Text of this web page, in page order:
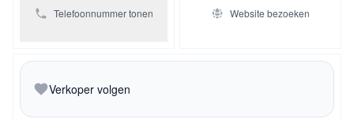
Telefoonnummer tonen Website bezoeken
Verkoper volgen